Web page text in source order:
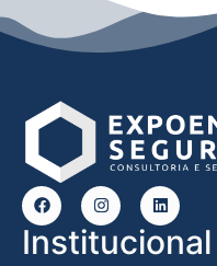
Institucional